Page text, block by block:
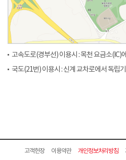
고속도로(경부선) 이용시 : 목천 요금소(IC)
국도(21번) 이용시 : 신계 교차로에서 독립
고객헌장 이용약관 개인정보처리방침